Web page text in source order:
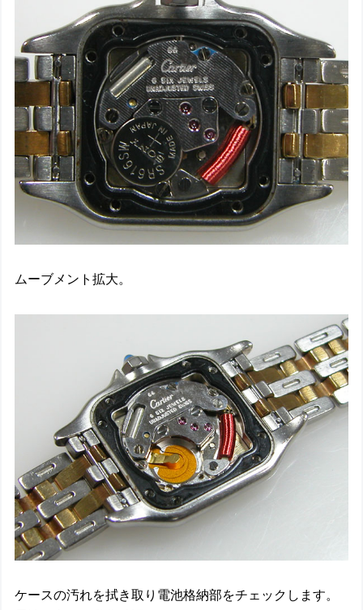
ムーブメント拡大。
ケースの汚れを拭き取り電池格納部をチェックします。